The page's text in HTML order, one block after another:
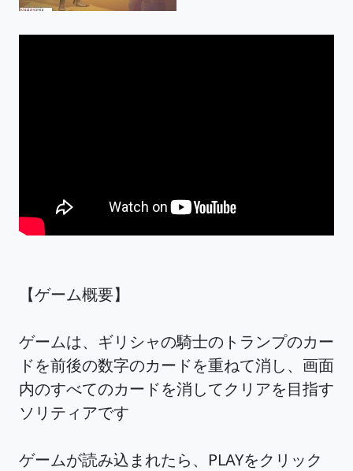
【ゲーム概要】
ゲームは、ギリシャの騎士のトランプのカー
ドを前後の数字のカードを重ねて消し、画面
内のすべてのカードを消してクリアを目指す
ソリティアです
ゲームが読み込まれたら、PLAYをクリック